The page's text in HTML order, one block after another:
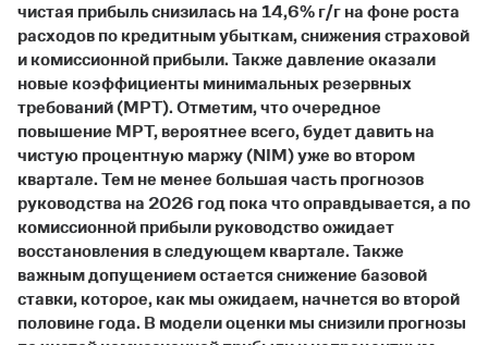
чистая прибыль снизилась на 14,6% г/г на фоне роста
расходов по кредитным убыткам, снижения страховой
и комиссионной прибыли. Также давление оказали
новые коэффициенты минимальных резервных
требований (МРТ). Отметим, что очередное
повышение МРТ, вероятнее всего, будет давить на
чистую процентную маржу (NIM) уже во втором
квартале. Тем не менее большая часть прогнозов
руководства на 2026 год пока что оправдывается, а по
комиссионной прибыли руководство ожидает
восстановления в следующем квартале. Также
важным допущением остается снижение базовой
ставки, которое, как мы ожидаем, начнется во второй
половине года. В модели оценки мы снизили прогнозы